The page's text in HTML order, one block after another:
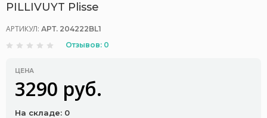
PILLIVUYT Plisse
АРТИКУЛ: АРТ. 204222BL1
Отзывов: 0
ЦЕНА
3290 руб.
На складе: 0